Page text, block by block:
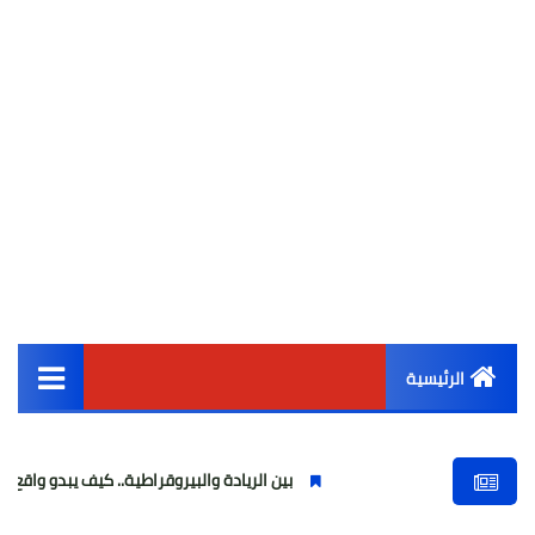
الرئيسية
أخبار مصر
بين الريادة والبيروقراطية.. كيف يبدو واقع التحول